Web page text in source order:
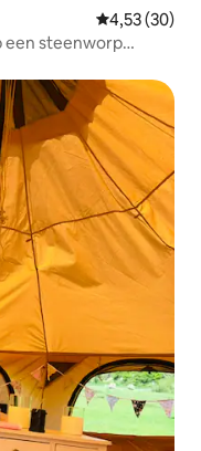
Gemiddelde
4,53 (30)
een steenworp